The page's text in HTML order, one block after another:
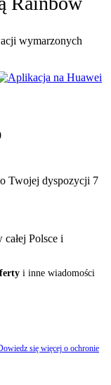
wymarzonych
Twojej dyspozycji 7
całej Polsce i
i inne wiadomości
się więcej o ochronie